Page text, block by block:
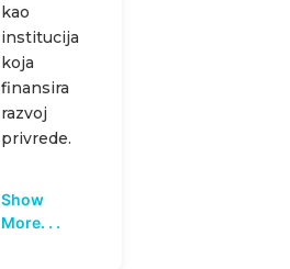
kao
institucija
koja
finansira
razvoj
privrede.
Show
More. . .